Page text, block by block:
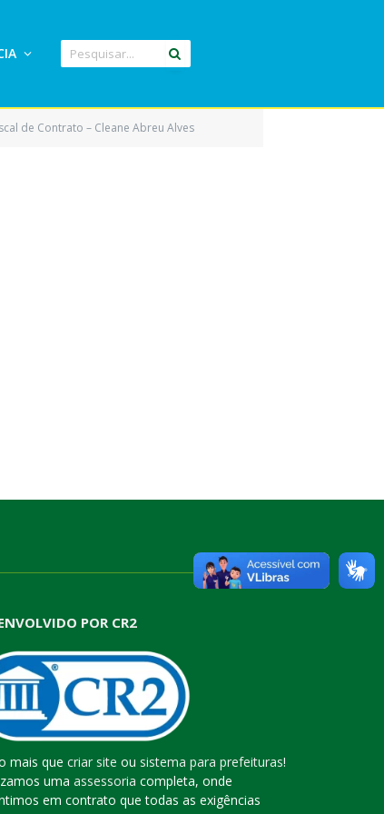
de Contrato – Cleane Abreu Alves
POR CR2
mais que criar site ou sistema para prefeituras!
uma assessoria completa, onde
em contrato que todas as exigências